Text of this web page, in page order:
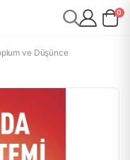
0
ve Düşünce